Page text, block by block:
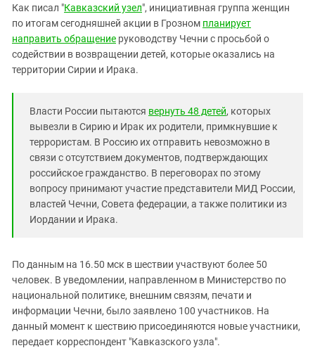
СКФО
Ставропольский край
Чечня
Южная Осетия
ЮФО
Как писал "Кавказский узел", инициативная группа женщин
по итогам сегодняшней акции в Грозном планирует
направить обращение руководству Чечни с просьбой о
содействии в возвращении детей, которые оказались на
территории Сирии и Ирака.
Власти России пытаются вернуть 48 детей, которых
вывезли в Сирию и Ирак их родители, примкнувшие к
террористам. В Россию их отправить невозможно в
связи с отсутствием документов, подтверждающих
российское гражданство. В переговорах по этому
вопросу принимают участие представители МИД России,
властей Чечни, Совета федерации, а также политики из
Иордании и Ирака.
По данным на 16.50 мск в шествии участвуют более 50
человек. В уведомлении, направленном в Министерство по
национальной политике, внешним связям, печати и
информации Чечни, было заявлено 100 участников. На
данный момент к шествию присоединяются новые участники,
передает корреспондент "Кавказского узла".